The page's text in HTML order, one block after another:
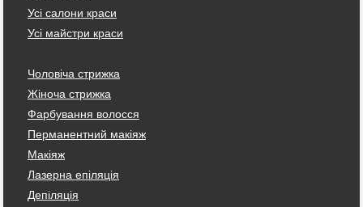
Усі салони краси
Усі майстри краси
Чоловіча стрижка
Жіноча стрижка
Фарбування волосся
Перманентний макіяж
Макіяж
Лазерна епіляція
Депіляція